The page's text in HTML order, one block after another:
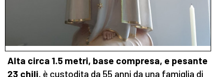
Alta circa 1.5 metri, base compresa, e pesante
23 chili, è custodita da 55 anni da una famiglia di